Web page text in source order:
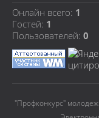
Онлайн всего: 1
Гостей: 1
Пользователей: 0
"Профконкурс"